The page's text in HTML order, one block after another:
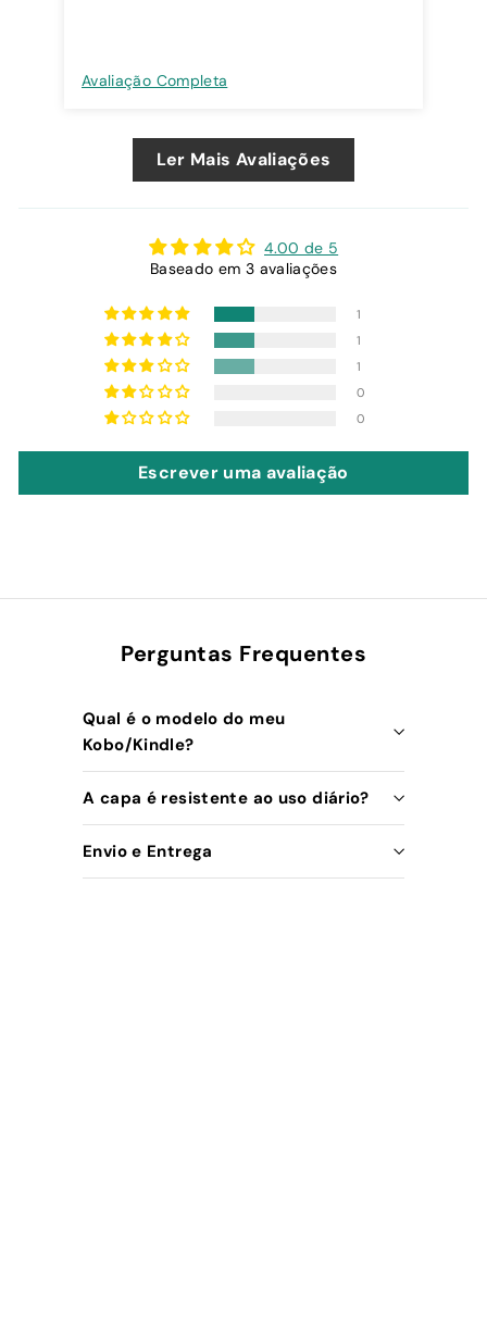
Avaliação Completa
Ler Mais Avaliações
4.00 de 5
Baseado em 3 avaliações
1
1
1
0
0
Escrever uma avaliação
Perguntas Frequentes
Qual é o modelo do meu
Kobo/Kindle?
A capa é resistente ao uso diário?
Envio e Entrega